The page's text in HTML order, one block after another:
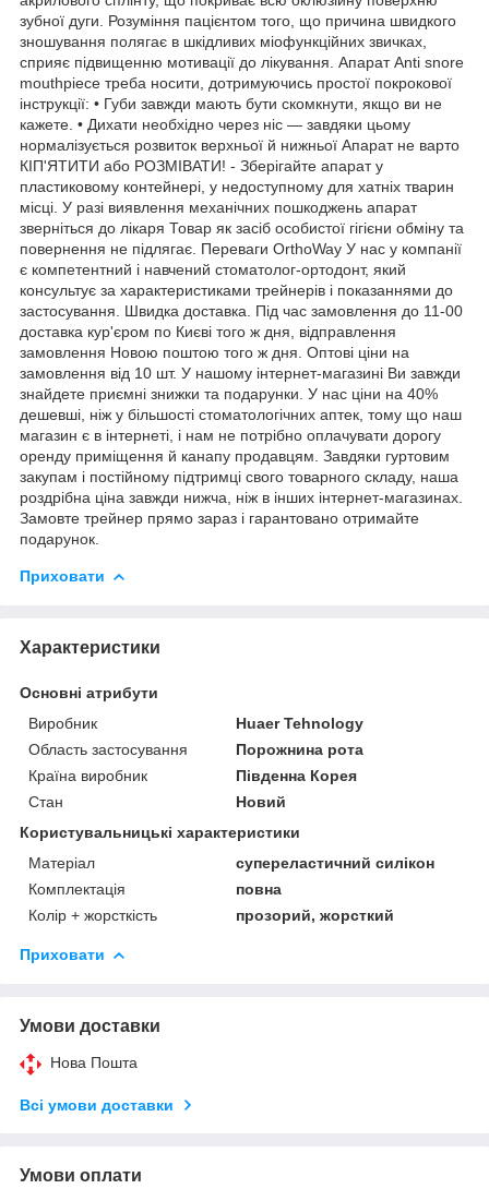
зубної дуги. Розуміння пацієнтом того, що причина швидкого
зношування полягає в шкідливих міофункційних звичках,
сприяє підвищенню мотивації до лікування. Апарат Anti snore
mouthpiece треба носити, дотримуючись простої покрокової
інструкції: • Губи завжди мають бути скомкнути, якщо ви не
кажете. • Дихати необхідно через ніс — завдяки цьому
нормалізується розвиток верхньої й нижньої Апарат не варто
КІП'ЯТИТИ або РОЗМІВАТИ! - Зберігайте апарат у
пластиковому контейнері, у недоступному для хатніх тварин
місці. У разі виявлення механічних пошкоджень апарат
зверніться до лікаря Товар як засіб особистої гігієни обміну та
повернення не підлягає. Переваги OrthoWay У нас у компанії
є компетентний і навчений стоматолог-ортодонт, який
консультує за характеристиками трейнерів і показаннями до
застосування. Швидка доставка. Під час замовлення до 11-00
доставка кур'єром по Києві того ж дня, відправлення
замовлення Новою поштою того ж дня. Оптові ціни на
замовлення від 10 шт. У нашому інтернет-магазині Ви завжди
знайдете приємні знижки та подарунки. У нас ціни на 40%
дешевші, ніж у більшості стоматологічних аптек, тому що наш
магазин є в інтернеті, і нам не потрібно оплачувати дорогу
оренду приміщення й канапу продавцям. Завдяки гуртовим
закупам і постійному підтримці свого товарного складу, наша
роздрібна ціна завжди нижча, ніж в інших інтернет-магазинах.
Замовте трейнер прямо зараз і гарантовано отримайте
подарунок. ​
Приховати
Характеристики
Основні атрибути
Виробник
Huaer Tehnology
Область застосування
Порожнина рота
Країна виробник
Південна Корея
Стан
Новий
Користувальницькі характеристики
Матеріал
супереластичний силікон
Комплектація
повна
Колір + жорсткість
прозорий, жорсткий
Приховати
Умови доставки
Нова Пошта
Всі умови доставки
Умови оплати